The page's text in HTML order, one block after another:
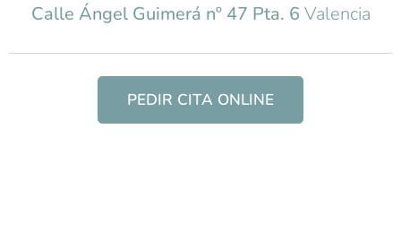
Calle Ángel Guimerá nº 47 Pta. 6 Valencia
PEDIR CITA ONLINE